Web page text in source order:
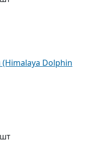
Dolphin
шт